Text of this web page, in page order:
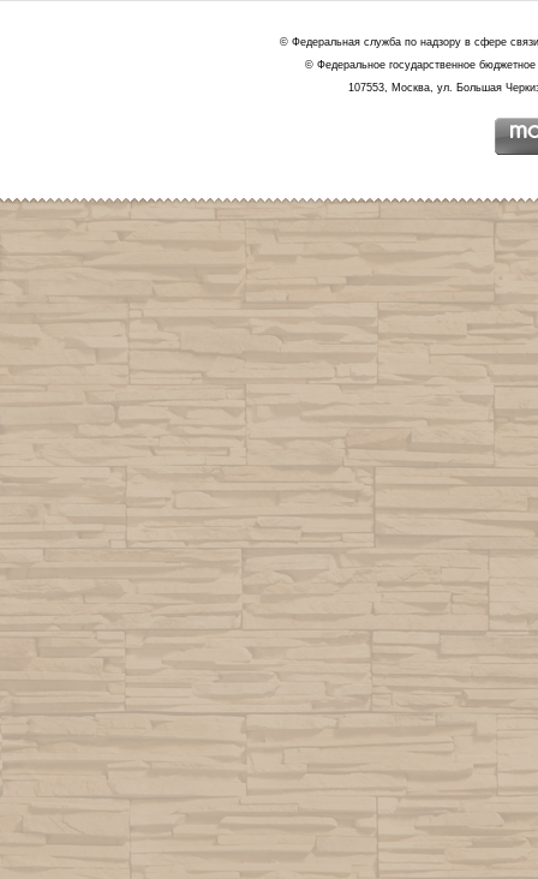
© Федеральная служба по надзору в сфере
© Федеральное государственное
107553, Москва, ул. Большая